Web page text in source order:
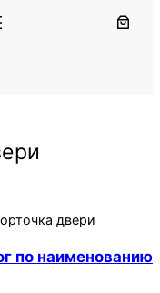
двери
по наименованию